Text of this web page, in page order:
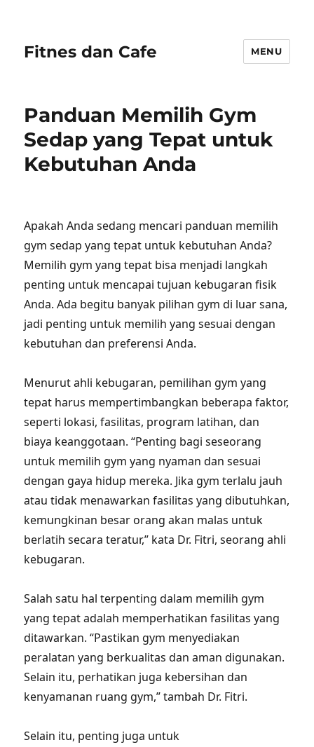
Fitnes dan Cafe MENU
Panduan Memilih Gym
Sedap yang Tepat untuk
Kebutuhan Anda
Apakah Anda sedang mencari panduan memilih
gym sedap yang tepat untuk kebutuhan Anda?
Memilih gym yang tepat bisa menjadi langkah
penting untuk mencapai tujuan kebugaran fisik
Anda. Ada begitu banyak pilihan gym di luar sana,
jadi penting untuk memilih yang sesuai dengan
kebutuhan dan preferensi Anda.
Menurut ahli kebugaran, pemilihan gym yang
tepat harus mempertimbangkan beberapa faktor,
seperti lokasi, fasilitas, program latihan, dan
biaya keanggotaan. “Penting bagi seseorang
untuk memilih gym yang nyaman dan sesuai
dengan gaya hidup mereka. Jika gym terlalu jauh
atau tidak menawarkan fasilitas yang dibutuhkan,
kemungkinan besar orang akan malas untuk
berlatih secara teratur,” kata Dr. Fitri, seorang ahli
kebugaran.
Salah satu hal terpenting dalam memilih gym
yang tepat adalah memperhatikan fasilitas yang
ditawarkan. “Pastikan gym menyediakan
peralatan yang berkualitas dan aman digunakan.
Selain itu, perhatikan juga kebersihan dan
kenyamanan ruang gym,” tambah Dr. Fitri.
Selain itu, penting juga untuk